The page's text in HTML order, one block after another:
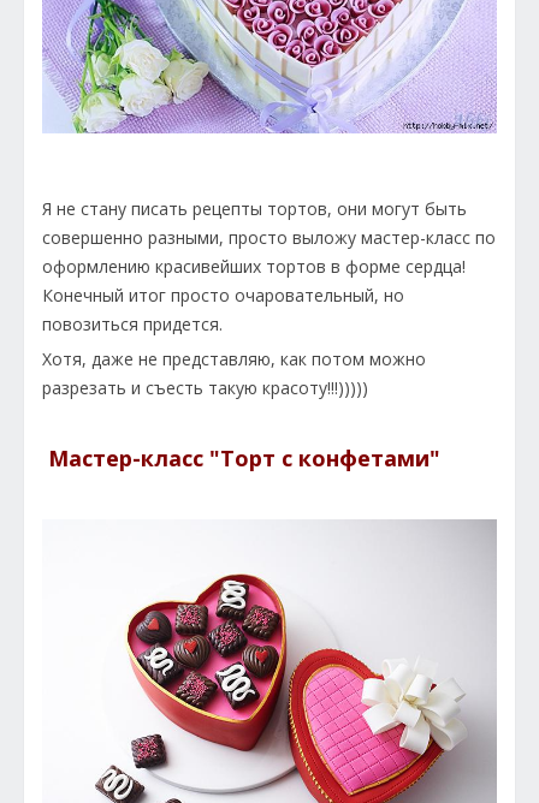
Я не стану писать рецепты тортов, они могут быть
совершенно разными, просто выложу мастер-класс по
оформлению красивейших тортов в форме сердца!
Конечный итог просто очаровательный, но
повозиться придется.
Хотя, даже не представляю, как потом можно
разрезать и съесть такую красоту!!!)))))
Мастер-класс "Торт с конфетами"